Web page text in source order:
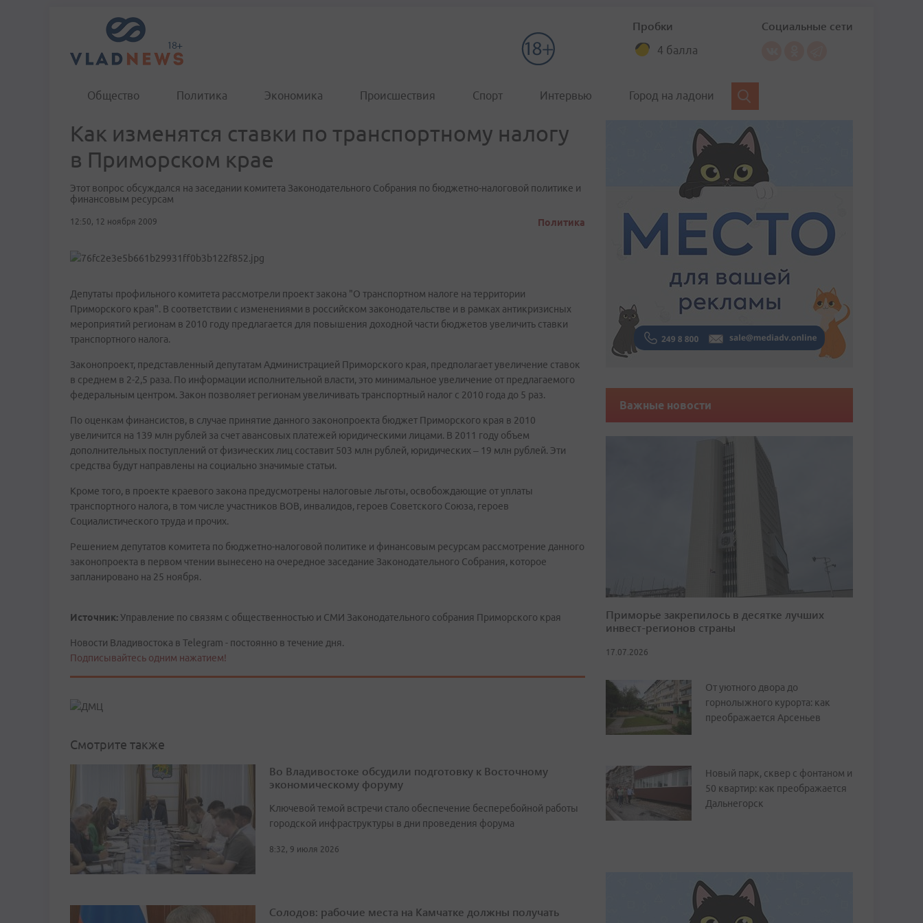
Пробки
4 балла
Социальные сети
Общество Политика Экономика Происшествия Спорт Интервью Город на ладони
Как изменятся ставки по транспортному налогу
в Приморском крае
Этот вопрос обсуждался на заседании комитета Законодательного Собрания по бюджетно-налоговой политике и
финансовым ресурсам
12:50, 12 ноября 2009 Политика
Депутаты профильного комитета рассмотрели проект закона "О транспортном налоге на территории
Приморского края". В соответствии с изменениями в российском законодательстве и в рамках антикризисных
мероприятий регионам в 2010 году предлагается для повышения доходной части бюджетов увеличить ставки
транспортного налога.
Законопроект, представленный депутатам Администрацией Приморского края, предполагает увеличение ставок
в среднем в 2-2,5 раза. По информации исполнительной власти, это минимальное увеличение от предлагаемого
федеральным центром. Закон позволяет регионам увеличивать транспортный налог с 2010 года до 5 раз.
По оценкам финансистов, в случае принятие данного законопроекта бюджет Приморского края в 2010
увеличится на 139 млн рублей за счет авансовых платежей юридическими лицами. В 2011 году объем
дополнительных поступлений от физических лиц составит 503 млн рублей, юридических – 19 млн рублей. Эти
средства будут направлены на социально значимые статьи.
Кроме того, в проекте краевого закона предусмотрены налоговые льготы, освобождающие от уплаты
транспортного налога, в том числе участников ВОВ, инвалидов, героев Советского Союза, героев
Социалистического труда и прочих.
Решением депутатов комитета по бюджетно-налоговой политике и финансовым ресурсам рассмотрение данного
законопроекта в первом чтении вынесено на очередное заседание Законодательного Собрания, которое
запланировано на 25 ноября.
Источник: Управление по связям с общественностью и СМИ Законодательного собрания Приморского края
Новости Владивостока в Telegram - постоянно в течение дня.
Подписывайтесь одним нажатием!
Смотрите также
Во Владивостоке обсудили подготовку к Восточному
экономическому форуму
Ключевой темой встречи стало обеспечение бесперебойной работы
городской инфраструктуры в дни проведения форума
8:32, 9 июля 2026
Солодов: рабочие места на Камчатке должны получать
Важные новости
Приморье закрепилось в десятке лучших
инвест-регионов страны
17.07.2026
От уютного двора до
горнолыжного курорта: как
преображается Арсеньев
Новый парк, сквер с фонтаном и
50 квартир: как преображается
Дальнегорск